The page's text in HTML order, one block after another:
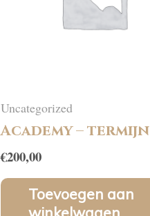
Uncategorized
Academy – termijn
€200,00
Toevoegen aan